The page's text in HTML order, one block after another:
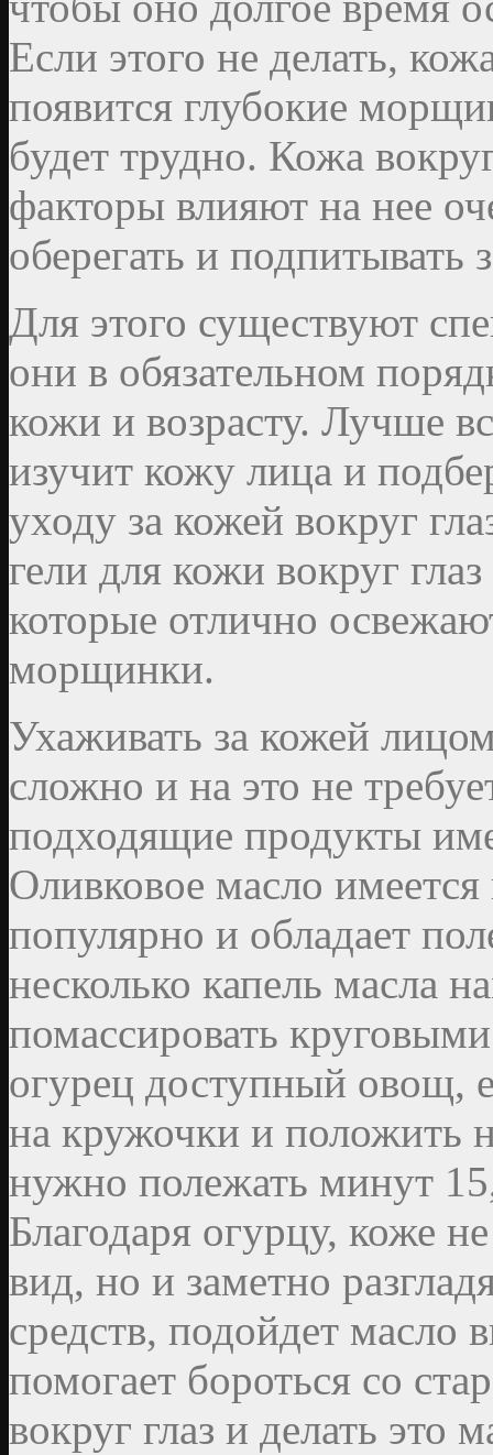
Если этого не делать,
появится глубокие
будет трудно. Кожа
факторы влияют на нее
оберегать и подпитывать
Для этого существуют
они в обязательном
кожи и возрасту. Лучше
изучит кожу лица и
уходу за кожей вокруг
гели для кожи вокруг
которые отлично
морщинки.
Ухаживать за кожей
сложно и на это не
подходящие продукты
Оливковое масло
популярно и обладает
несколько капель масла
помассировать
огурец доступный овощ,
на кружочки и положить
нужно полежать минут
Благодаря огурцу, коже
вид, но и заметно
средств, подойдет масло
помогает бороться со
вокруг глаз и делать